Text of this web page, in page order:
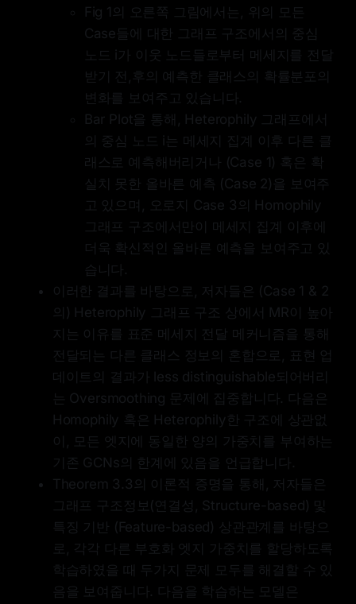
Fig 1의 오른쪽 그림에서는, 위의 모든
Case들에 대한 그래프 구조에서의 중심
노드 i가 이웃 노드들로부터 메세지를 전달
받기 전,후의 예측한 클래스의 확률분포의
변화를 보여주고 있습니다.
Bar Plot을 통해, Heterophily 그래프에서
의 중심 노드 i는 메세지 집계 이후 다른 클
래스로 예측해버리거나 (Case 1) 혹은 확
실치 못한 올바른 예측 (Case 2)을 보여주
고 있으며, 오로지 Case 3의 Homophily
그래프 구조에서만이 메세지 집계 이후에
더욱 확신적인 올바른 예측을 보여주고 있
습니다.
이러한 결과를 바탕으로, 저자들은 (Case 1 & 2
의) Heterophily 그래프 구조 상에서 MR이 높아
지는 이유를 표준 메세지 전달 메커니즘을 통해
전달되는 다른 클래스 정보의 혼합으로, 표현 업
데이트의 결과가 less distinguishable되어버리
는 Oversmoothing 문제에 집중합니다. 다음은
Homophily 혹은 Heterophily한 구조에 상관없
이, 모든 엣지에 동일한 양의 가중치를 부여하는
기존 GCNs의 한계에 있음을 언급합니다.
Theorem 3.3의 이론적 증명을 통해, 저자들은
그래프 구조정보(연결성, Structure-based) 및
특징 기반 (Feature-based) 상관관계를 바탕으
로, 각각 다른 부호화 엣지 가중치를 할당하도록
학습하였을 때 두가지 문제 모두를 해결할 수 있
음을 보여줍니다. 다음을 학습하는 모델은